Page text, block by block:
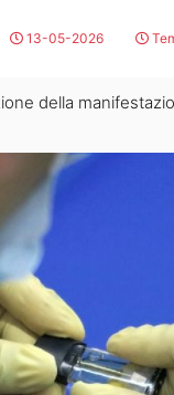
13-05-2026
della